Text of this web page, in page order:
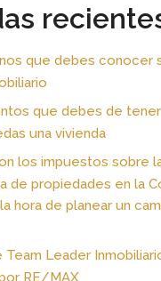
que debes conocer
que debes de
una vivienda
los impuestos sobre
de propiedades en la
hora de planear un
Team Leader
RE/MAX